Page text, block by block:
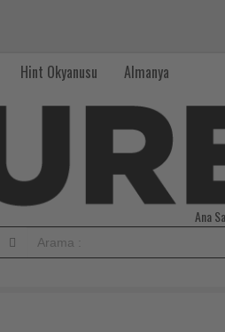
Hint Okyanusu Almanya
Ana